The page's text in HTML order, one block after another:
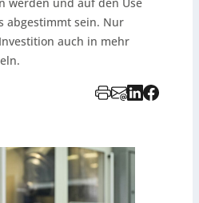
abgestimmt sein. Nur
auch in mehr